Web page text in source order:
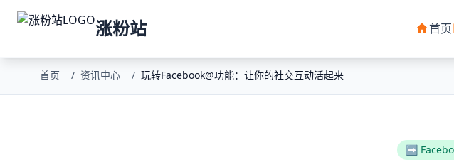
涨粉站 首页
首页 / 资讯中心 / 玩转Facebook@功能：让你的社交互动活起来
➡️